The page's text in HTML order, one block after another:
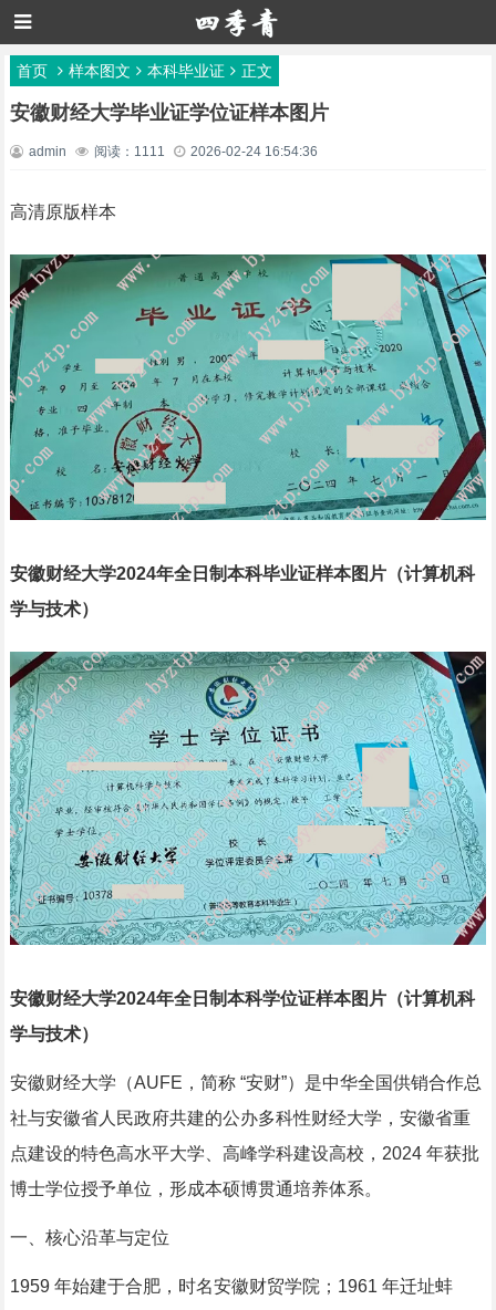
首页 样本图文 本科毕业证 正文
安徽财经大学毕业证学位证样本图片
admin 阅读：1111 2026-02-24 16:54:36
高清原版样本
安徽财经大学2024年全日制本科毕业证样本图片（计算机科
学与技术）
安徽财经大学2024年全日制本科学位证样本图片（计算机科
学与技术）
安徽财经大学（AUFE，简称 “安财”）是中华全国供销合作总
社与安徽省人民政府共建的公办多科性财经大学，安徽省重
点建设的特色高水平大学、高峰学科建设高校，2024 年获批
博士学位授予单位，形成本硕博贯通培养体系。
一、核心沿革与定位
1959 年始建于合肥，时名安徽财贸学院；1961 年迁址蚌